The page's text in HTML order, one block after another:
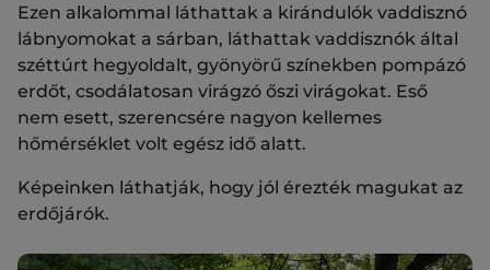
Ezen alkalommal láthattak a kirándulók vaddisznó
lábnyomokat a sárban, láthattak vaddisznók által
széttúrt hegyoldalt, gyönyörű színekben pompázó
erdőt, csodálatosan virágzó őszi virágokat. Eső
nem esett, szerencsére nagyon kellemes
hőmérséklet volt egész idő alatt.
Képeinken láthatják, hogy jól érezték magukat az
erdőjárók.